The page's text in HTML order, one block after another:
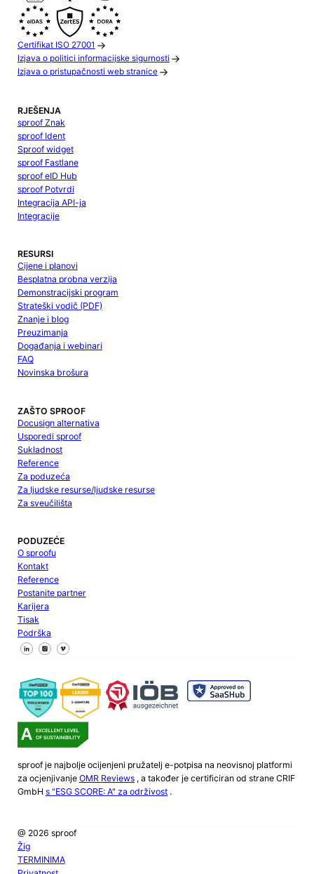
Certifikat ISO 27001
Izjava o politici informacijske sigurnosti
Izjava o pristupačnosti web stranice
RJEŠENJA
sproof Znak
sproof Ident
Sproof widget
sproof Fastlane
sproof eID Hub
sproof Potvrdi
Integracija API-ja
Integracije
RESURSI
Cijene i planovi
Besplatna probna verzija
Demonstracijski program
Strateški vodič (PDF)
Znanje i blog
Preuzimanja
Događanja i webinari
FAQ
Novinska brošura
ZAŠTO SPROOF
Docusign alternativa
Usporedi sproof
Sukladnost
Reference
Za poduzeća
Za ljudske resurse/ljudske resurse
Za sveučilišta
PODUZEĆE
O sproofu
Kontakt
Reference
Postanite partner
Karijera
Tisak
Podrška
Pratite nas na Facebooku
Pratite nas na X
Pratite nas na LinkedInu
sproof je najbolje ocijenjeni pružatelj e-potpisa na neovisnoj platformi
za ocjenjivanje OMR Reviews, a također je certificiran od strane CRIF
GmbH s "ESG SCORE: A" za održivost.
@ 2026 sproof
Žig
TERMINIMA